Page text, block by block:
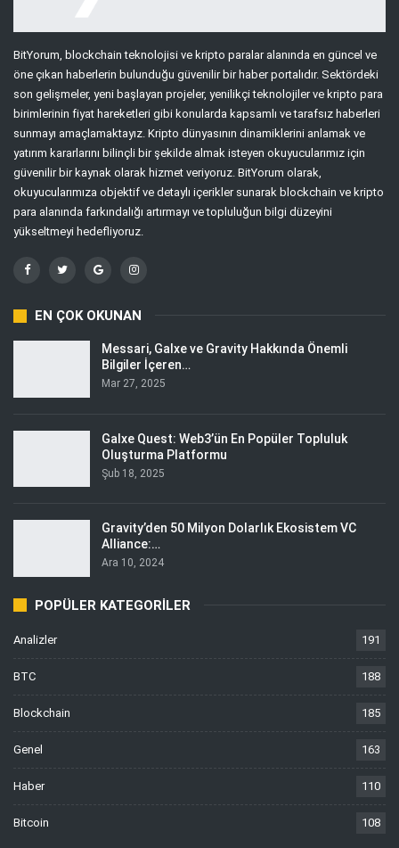
BitYorum, blockchain teknolojisi ve kripto paralar alanında en güncel ve
öne çıkan haberlerin bulunduğu güvenilir bir haber portalıdır. Sektördeki
son gelişmeler, yeni başlayan projeler, yenilikçi teknolojiler ve kripto para
birimlerinin fiyat hareketleri gibi konularda kapsamlı ve tarafsız haberleri
sunmayı amaçlamaktayız. Kripto dünyasının dinamiklerini anlamak ve
yatırım kararlarını bilinçli bir şekilde almak isteyen okuyucularımız için
güvenilir bir kaynak olarak hizmet veriyoruz. BitYorum olarak,
okuyucularımıza objektif ve detaylı içerikler sunarak blockchain ve kripto
para alanında farkındalığı artırmayı ve topluluğun bilgi düzeyini
yükseltmeyi hedefliyoruz.
EN ÇOK OKUNAN
Messari, Galxe ve Gravity Hakkında Önemli
Bilgiler İçeren…
Mar 27, 2025
Galxe Quest: Web3’ün En Popüler Topluluk
Oluşturma Platformu
Şub 18, 2025
Gravity’den 50 Milyon Dolarlık Ekosistem VC
Alliance:…
Ara 10, 2024
POPÜLER KATEGORILER
Analizler 191
BTC 188
Blockchain 185
Genel 163
Haber 110
Bitcoin 108